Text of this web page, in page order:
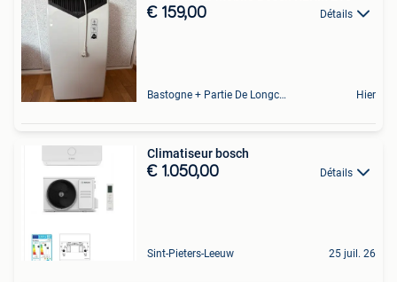
€ 159,00 Détails
Bastogne + Partie De Longchamps Et Sibret Hier
Climatiseur bosch
€ 1.050,00 Détails
Sint-Pieters-Leeuw 25 juil. 26